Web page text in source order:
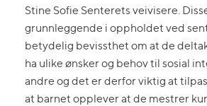
Stine Sofie Senterets veivisere.
grunnleggende i oppholdet ved
betydelig bevissthet om at de
ha ulike ønsker og behov til sosial
andre og det er derfor viktig at
at barnet opplever at de mestrer